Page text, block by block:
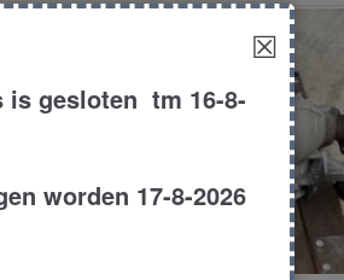
☒
is gesloten tm 16-8-
worden 17-8-2026